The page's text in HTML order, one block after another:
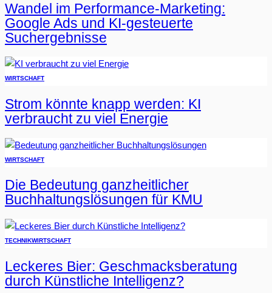
Wandel im Performance-Marketing:
Google Ads und KI-gesteuerte
Suchergebnisse
WIRTSCHAFT
Strom könnte knapp werden: KI
verbraucht zu viel Energie
WIRTSCHAFT
Die Bedeutung ganzheitlicher
Buchhaltungslösungen für KMU
TECHNIKWIRTSCHAFT
Leckeres Bier: Geschmacksberatung
durch Künstliche Intelligenz?